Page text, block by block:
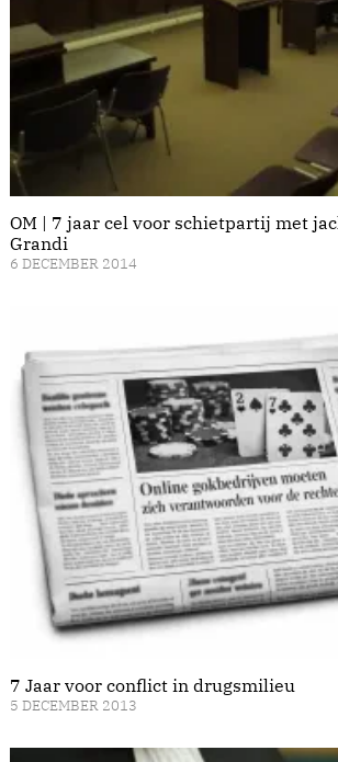
OM | 7 jaar cel voor schietpartij met
Grandi
6 DECEMBER 2014
7 Jaar voor conflict in drugsmilieu
5 DECEMBER 2013